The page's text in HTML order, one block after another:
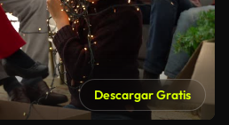
Descargar Gratis